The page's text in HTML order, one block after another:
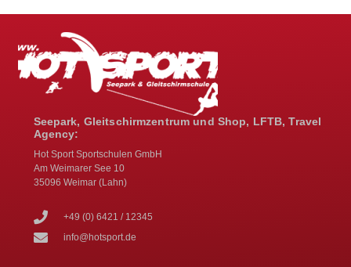
Seepark, Gleitschirmzentrum und Shop, LFTB, Travel
Agency:
Hot Sport Sportschulen GmbH
Am Weimarer See 10
35096 Weimar (Lahn)
+49 (0) 6421 / 12345
info@hotsport.de